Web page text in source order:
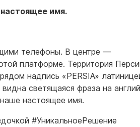
имя.
телефоны. В центре —
платформе. Территория
надпись «PERSIA»
светящаяся фраза на
настоящее имя.
#УникальноеРешение